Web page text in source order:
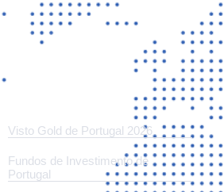
Visto Gold de Portugal 2026
Fundos de Investimento de
Portugal